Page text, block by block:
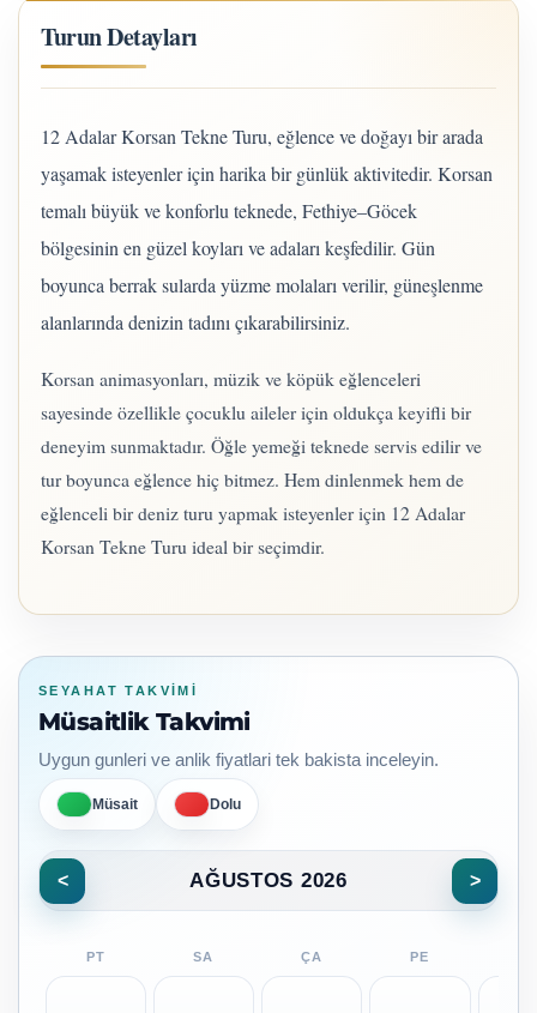
Turun Detayları
12 Adalar Korsan Tekne Turu, eğlence ve doğayı bir arada
yaşamak isteyenler için harika bir günlük aktivitedir. Korsan
temalı büyük ve konforlu teknede, Fethiye–Göcek
bölgesinin en güzel koyları ve adaları keşfedilir. Gün
boyunca berrak sularda yüzme molaları verilir, güneşlenme
alanlarında denizin tadını çıkarabilirsiniz.
Korsan animasyonları, müzik ve köpük eğlenceleri
sayesinde özellikle çocuklu aileler için oldukça keyifli bir
deneyim sunmaktadır. Öğle yemeği teknede servis edilir ve
tur boyunca eğlence hiç bitmez. Hem dinlenmek hem de
eğlenceli bir deniz turu yapmak isteyenler için 12 Adalar
Korsan Tekne Turu ideal bir seçimdir.
SEYAHAT TAKVIMI
Müsaitlik Takvimi
Uygun gunleri ve anlik fiyatlari tek bakista inceleyin.
Müsait Dolu
< AĞUSTOS 2026 >
PT SA ÇA PE